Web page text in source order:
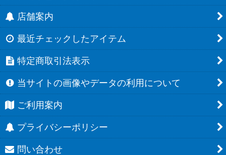
店舗案内
最近チェックしたアイテム
特定商取引法表示
当サイトの画像やデータの利用について
ご利用案内
プライバシーポリシー
問い合わせ